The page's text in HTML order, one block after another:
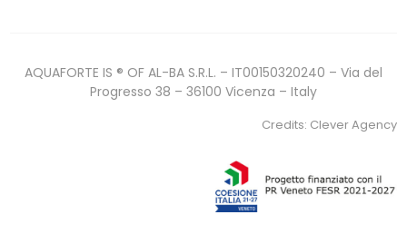
AQUAFORTE IS ® OF AL-BA S.R.L. – IT00150320240 – Via del
Progresso 38 – 36100 Vicenza – Italy
Credits: Clever Agency